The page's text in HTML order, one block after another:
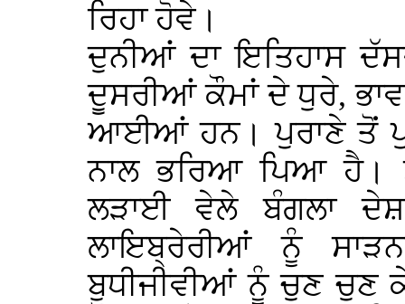
ਰਿਹਾ ਹੋਵੇ।
ਦੁਨੀਆਂ ਦਾ ਇਤਿਹਾਸ
ਦੂਸਰੀਆਂ ਕੌਮਾਂ ਦੇ ਧੁਰੇ,
ਆਈਆਂ ਹਨ। ਪੁਰਾਣੇ ਤੋਂ
ਨਾਲ ਭਰਿਆ ਪਿਆ ਹੈ।
ਲੜਾਈ ਵੇਲੇ ਬੰਗਲਾ ਦੇਸ਼
ਲਾਇਬ੍ਰੇਰੀਆਂ ਨੂੰ
ਬੁਧੀਜੀਵੀਆਂ ਨੂੰ ਚੁਣ ਚੁਣ